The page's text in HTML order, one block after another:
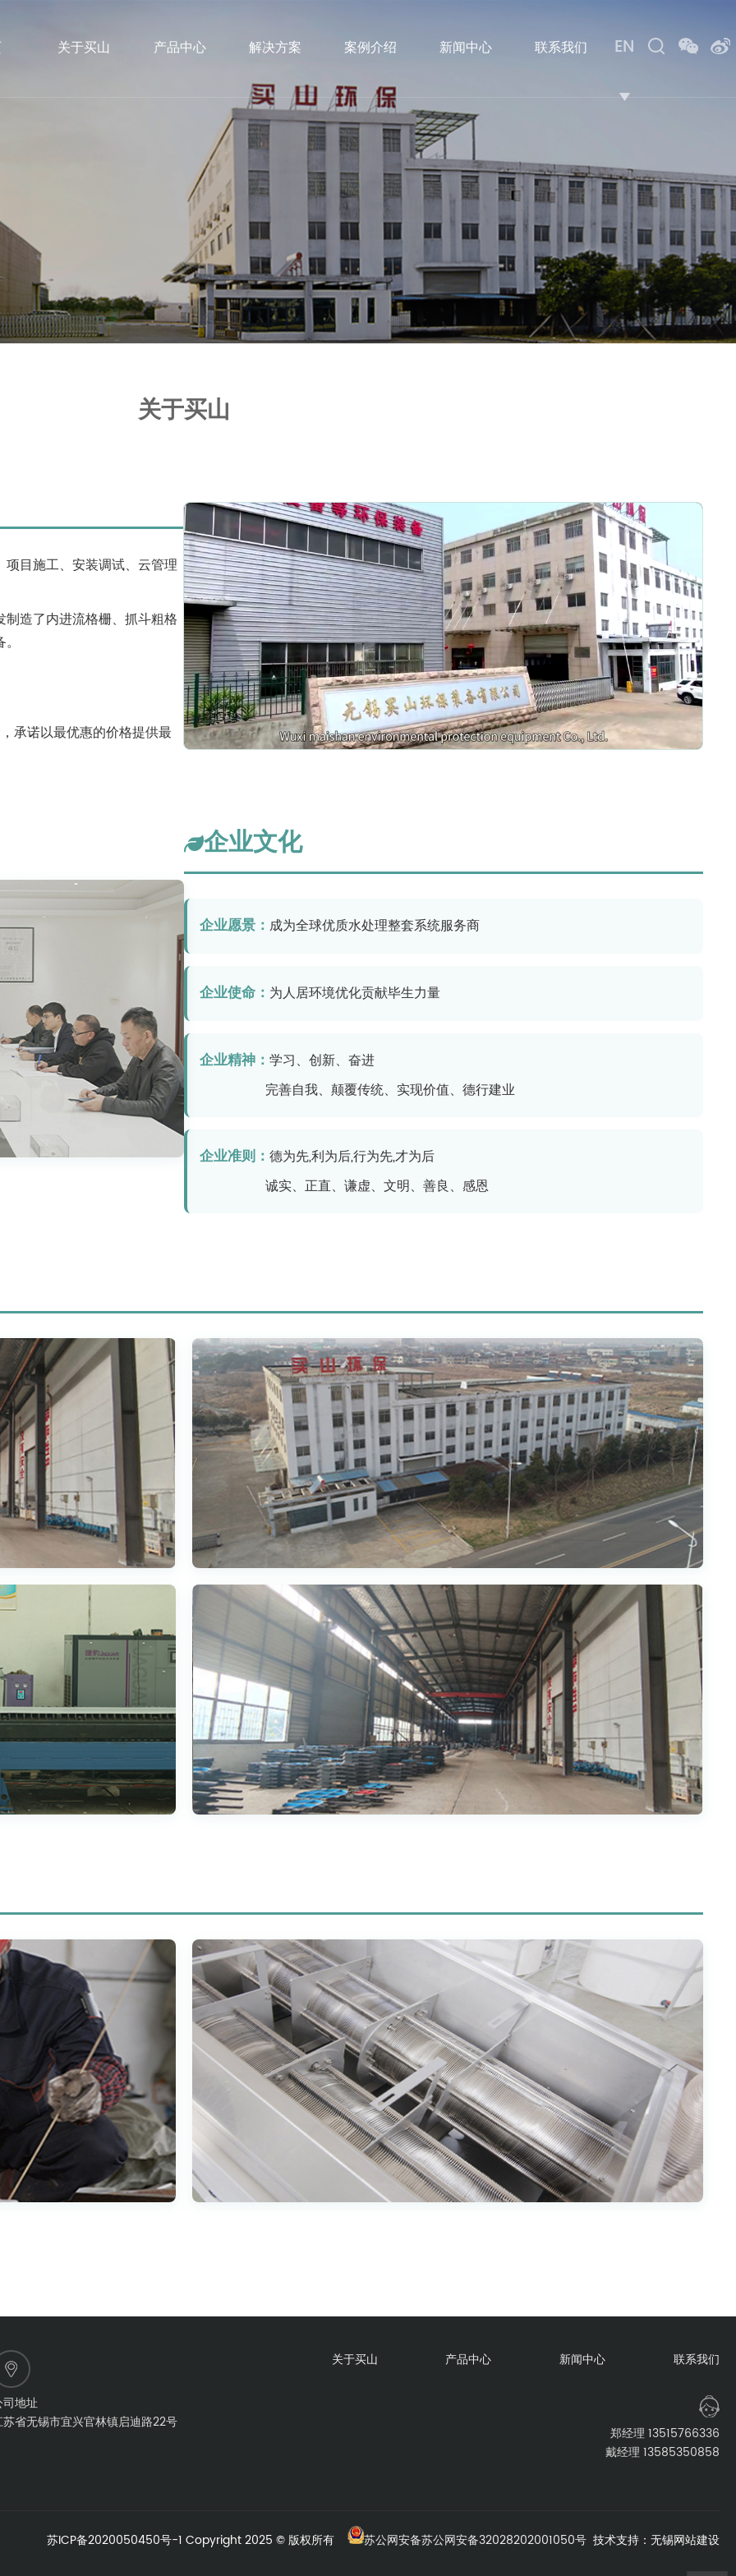
关于买山 产品中心 解决方案 案例介绍 新闻中心 联系我们 EN
关于买山
目施工、安装调试、云管理
造了内进流格栅、抓斗粗格
承诺以最优惠的价格提供最
企业文化
企业愿景： 成为全球优质水处理整套系统服务商
企业使命： 为人居环境优化贡献毕生力量
企业精神： 学习、创新、奋进
完善自我、颠覆传统、实现价值、德行建业
企业准则： 德为先,利为后,行为先,才为后
诚实、正直、谦虚、文明、善良、感恩
司地址
苏省无锡市宜兴官林镇启迪路22号
关于买山 产品中心 新闻中心 联系我们
郑经理 13515766336
戴经理 13585350858
苏ICP备2020050450号-1 Copyright 2025 © 版权所有 苏公网安备苏公网安备32028202001050号 技术支持： 无锡网站建设